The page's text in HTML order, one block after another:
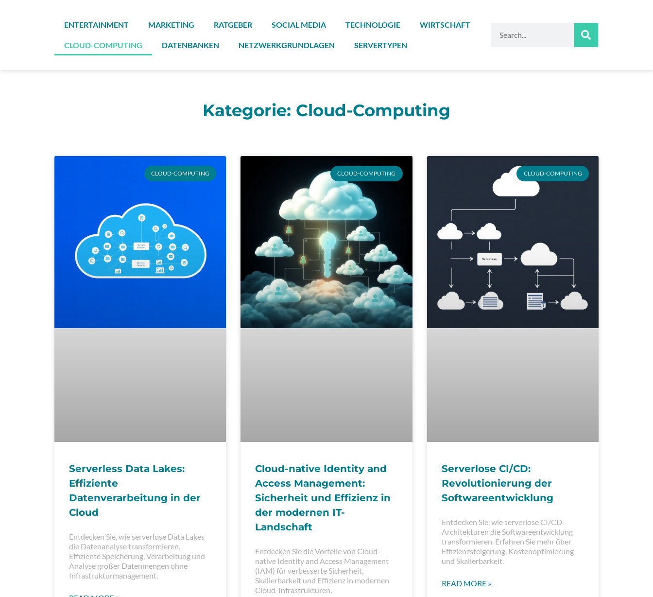
ENTERTAINMENT MARKETING RATGEBER SOCIAL MEDIA TECHNOLOGIE WIRTSCHAFT
CLOUD-COMPUTING DATENBANKEN NETZWERKGRUNDLAGEN SERVERTYPEN
Kategorie: Cloud-Computing
CLOUD-COMPUTING
Serverless Data Lakes:
Effiziente
Datenverarbeitung in der
Cloud
Entdecken Sie, wie serverlose Data Lakes
die Datenanalyse transformieren.
Effiziente Speicherung, Verarbeitung und
Analyse großer Datenmengen ohne
Infrastrukturmanagement.
CLOUD-COMPUTING
Cloud-native Identity and
Access Management:
Sicherheit und Effizienz in
der modernen IT-
Landschaft
Entdecken Sie die Vorteile von Cloud-
native Identity and Access Management
(IAM) für verbesserte Sicherheit,
Skalierbarkeit und Effizienz in modernen
Cloud-Infrastrukturen.
CLOUD-COMPUTING
Serverlose CI/CD:
Revolutionierung der
Softwareentwicklung
Entdecken Sie, wie serverlose CI/CD-
Architekturen die Softwareentwicklung
transformieren. Erfahren Sie mehr über
Effizienzsteigerung, Kostenoptimierung
und Skalierbarkeit.
READ MORE »
Seite
SeiteSeite